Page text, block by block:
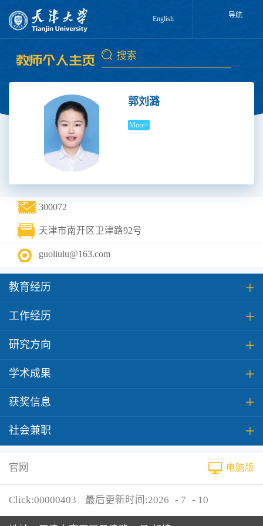
English 导航
郭刘潞
More>
300072
天津市南开区卫津路92号
guoliulu@163.com
教育经历
工作经历
研究方向
学术成果
获奖信息
社会兼职
官网 电脑版
Click:00000403 最后更新时间:2026 - 7 - 10